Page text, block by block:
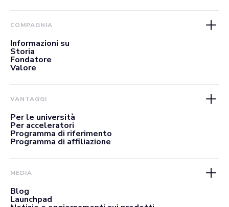
COMPAGNIA
Informazioni su
Storia
Fondatore
Valore
VANTAGGI
Per le università
Per acceleratori
Programma di riferimento
Programma di affiliazione
MEDIA
Blog
Launchpad